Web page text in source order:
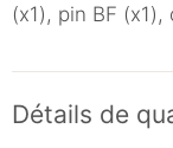
(x1), pin BF
Détails de